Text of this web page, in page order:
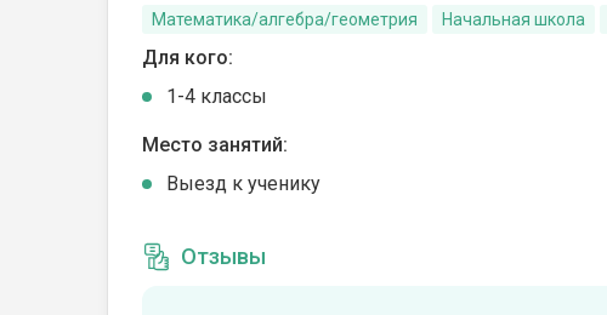
Математика/алгебра/геометрия Начальная школа
Для кого:
1-4 классы
Место занятий:
Выезд к ученику
Отзывы